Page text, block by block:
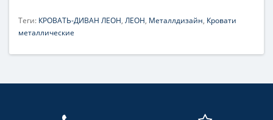
Теги: КРОВАТЬ-ДИВАН ЛЕОН, ЛЕОН, Металлдизайн, Кровати
металлические